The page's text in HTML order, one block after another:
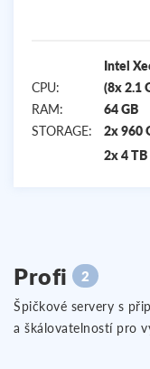
CPU:
Intel
(8x 2.1
RAM:
64 GB
STORAGE:
2x 960
2x 4
Profi 2
Špičkové servery s
a škálovatelností pro